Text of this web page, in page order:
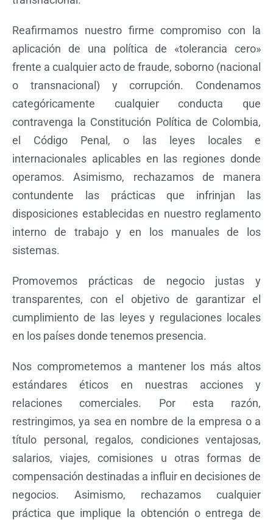
Reafirmamos nuestro firme compromiso con la
aplicación de una política de «tolerancia cero»
frente a cualquier acto de fraude, soborno (nacional
o transnacional) y corrupción. Condenamos
categóricamente cualquier conducta que
contravenga la Constitución Política de Colombia,
el Código Penal, o las leyes locales e
internacionales aplicables en las regiones donde
operamos. Asimismo, rechazamos de manera
contundente las prácticas que infrinjan las
disposiciones establecidas en nuestro reglamento
interno de trabajo y en los manuales de los
sistemas.
Promovemos prácticas de negocio justas y
transparentes, con el objetivo de garantizar el
cumplimiento de las leyes y regulaciones locales
en los países donde tenemos presencia.
Nos comprometemos a mantener los más altos
estándares éticos en nuestras acciones y
relaciones comerciales. Por esta razón,
restringimos, ya sea en nombre de la empresa o a
título personal, regalos, condiciones ventajosas,
salarios, viajes, comisiones u otras formas de
compensación destinadas a influir en decisiones de
negocios. Asimismo, rechazamos cualquier
práctica que implique la obtención o entrega de